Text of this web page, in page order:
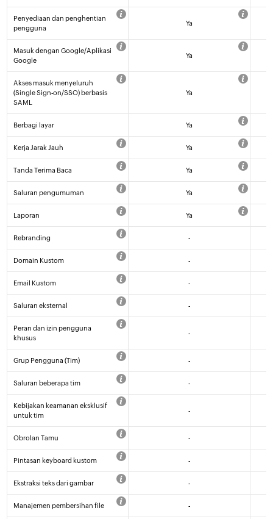
Penyediaan dan penghentian
pengguna
Ya
Masuk dengan Google/Aplikasi
Google
Ya
Akses masuk menyeluruh
(Single Sign-on/SSO) berbasis
SAML
Ya
Berbagi layar Ya
Kerja Jarak Jauh Ya
Tanda Terima Baca Ya
Saluran pengumuman Ya
Laporan Ya
Rebranding -
Domain Kustom -
Email Kustom -
Saluran eksternal -
Peran dan izin pengguna
khusus
-
Grup Pengguna (Tim) -
Saluran beberapa tim -
Kebijakan keamanan eksklusif
untuk tim
-
Obrolan Tamu -
Pintasan keyboard kustom -
Ekstraksi teks dari gambar -
Manajemen pembersihan file -